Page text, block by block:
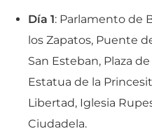
Día 1: Parlamento de
los Zapatos, Puente
San Esteban, Plaza
Estatua de la
Libertad, Iglesia
Ciudadela.